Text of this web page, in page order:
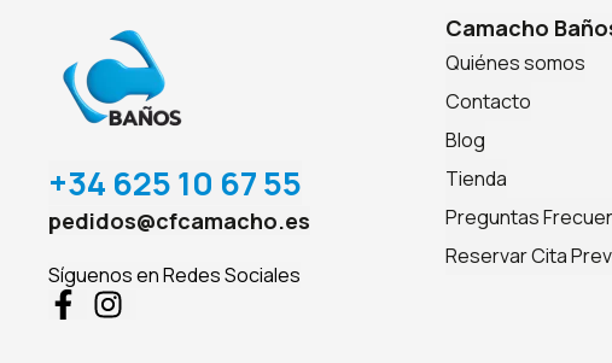
+34 625 10 67 55
pedidos@cfcamacho.es
Síguenos en Redes Sociales
Camacho
Quiénes somos
Contacto
Blog
Tienda
Preguntas
Reservar Cita